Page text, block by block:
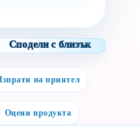
Сподели с близък
Изпрати го бързо.
Viber
на приятел
Оцени продукта